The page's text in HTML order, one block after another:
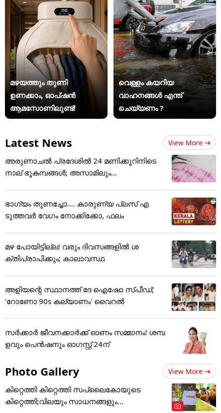
മഴയത്തും തുണി
ഉണക്കാം, ഓപ്ഷൻ
ആമസോണിലുണ്ട്!
വെള്ളം കയറിയ
വാഹനങ്ങൾ എന്ത്
ചെയ്യണം ?
Latest News View More
അരുണാചൽ പ്രദേശിൽ 24 മണിക്കൂറിനിടെ
നാല് ഭൂകമ്പങ്ങൾ; അസാമിലും...
ഭാഗ്യം തുണച്ചോ.... കാരുണ്യ പ്ലസ് എ
ടുത്തവര്‍ വേഗം നോക്കിക്കോ, ഫലം
മഴ പോയിട്ടില്ല! വരും ദിവസങ്ങളിൽ ശ
ക്തിപ്രാപിക്കും; കാലാവസ്ഥ
അ‌ളിയന്റെ സ്ഥാനത്ത് ദേ ഐഷോ സ്പീഡ്; ​
'റോണോ 90s കല്യാണം' വൈറൽ
സർക്കാർ ജീവനക്കാർക്ക് ഓണം സമ്മാനം! ശമ്പ
ളവും പെൻഷനും ഓഗസ്റ്റ് 24ന്
Photo Gallery View More
കിറ്റെത്തി കിറ്റെത്തി സപ്ലൈകോയുടെ
കിറ്റെത്തി;വിലയും സാധനങ്ങളും...